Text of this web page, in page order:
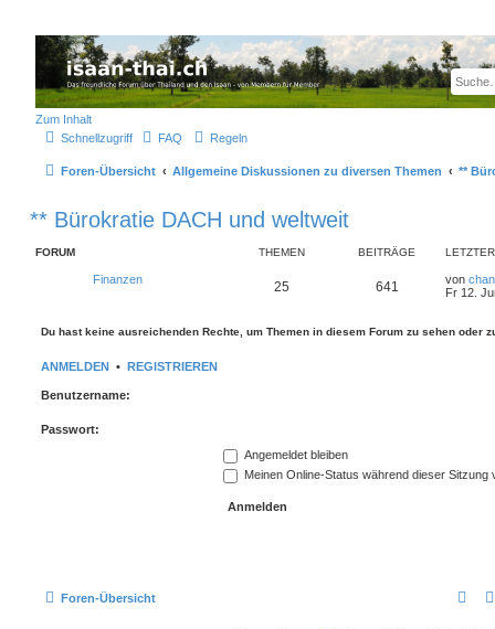
Thailand & Isaan Forum - isaan-thai.ch
Das freundliche Forum über Thailand und den Isaan - von Membern für Member
Zum Inhalt
Schnellzugriff
FAQ Regeln
Foren-Übersicht Allgemeine Diskussionen zu diversen Themen **
** Bürokratie DACH und weltweit
FORUM THEMEN BEITRÄGE
Finanzen 25 641 von
Fr 12.
Du hast keine ausreichenden Rechte, um Themen in diesem Forum zu sehen oder
ANMELDEN • REGISTRIEREN
Benutzername:
Passwort:
Angemeldet bleiben
Meinen Online-Status während dieser Sitzung
Foren-Übersicht